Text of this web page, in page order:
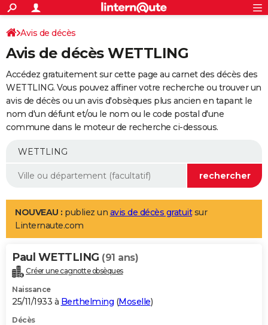
ACTUALITÉS
Politique
Société
Faits Divers
Education
Monde
Villes
+
SPORT
Coupe du monde 2026
Football
Tennis
Cyclisme
Rugby
Forum
Programme TV
TNT
Streaming
Cinéma
Sorties cinéma
Musique
+
FINANCE
Retraite
Epargne
Immobilier
Risques naturels par ville
Banque
Assurance
AUTO
Essais
Réserver un essai
Citadines
Berlines
SUV
Forum auto
+
Mobiles
Meilleur smartphone
Internet
Ordinateurs
Jeux vidéo
Guide high-tech
Aménagement intérieur
LIFESTYLE
Art de vivre
Bien-être
Loisirs
Mode
Modes de vie
Alimentation
Guide de la santé
Maladies
Médicaments
Sommeil
VOYAGE
Destinations
City break
Voyage nature
Voyage de noces
Forum
Climat
+PHOTO
GUIDES D'ACHAT
Avis de décès
Avis de décès WETTLING
Accédez gratuitement sur cette page au carnet des décès des
WETTLING. Vous pouvez affiner votre recherche ou trouver un
avis de décès ou un avis d'obsèques plus ancien en tapant le
nom d'un défunt et/ou le nom ou le code postal d'une
commune dans le moteur de recherche ci-dessous.
NOUVEAU : publiez un avis de décès gratuitsur
Linternaute.com
Paul WETTLING (91 ans)
Créer une cagnotte obsèques
Naissance
25/11/1933 à Berthelming (Moselle)
Décès